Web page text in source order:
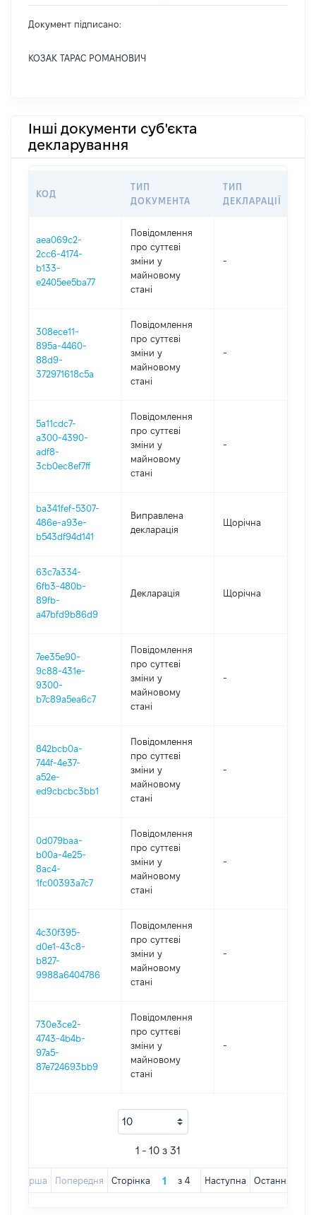
Документ підписано:
КОЗАК ТАРАС РОМАНОВИЧ
Інші документи суб'єкта
декларування
КОД
ТИП
ДОКУМЕНТА
ТИП
ДЕКЛАРАЦІЇ
aea069c2-
2cc6-4174-
b133-
e2405ee5ba77
Повідомлення
про суттєві
зміни y
майновому
стані
-
308ece11-
895a-4460-
88d9-
372971618c5a
Повідомлення
про суттєві
зміни y
майновому
стані
-
5a11cdc7-
a300-4390-
adf8-
3cb0ec8ef7ff
Повідомлення
про суттєві
зміни y
майновому
стані
-
ba341fef-5307-
486e-a93e-
b543df94d141
Виправлена
декларація
Щорічна
63c7a334-
6fb3-480b-
89fb-
a47bfd9b86d9
Декларація Щорічна
7ee35e90-
9c88-431e-
9300-
b7c89a5ea6c7
Повідомлення
про суттєві
зміни y
майновому
стані
-
842bcb0a-
744f-4e37-
a52e-
ed9cbcbc3bb1
Повідомлення
про суттєві
зміни y
майновому
стані
-
0d079baa-
b00a-4e25-
8ac4-
1fc00393a7c7
Повідомлення
про суттєві
зміни y
майновому
стані
-
4c30f395-
d0e1-43c8-
b827-
9988a6404786
Повідомлення
про суттєві
зміни y
майновому
стані
-
730e3ce2-
4743-4b4b-
97a5-
87e724693bb9
Повідомлення
про суттєві
зміни y
майновому
стані
-
1 - 10 з 31
Перша Попередня Сторінка з 4 Наступна Остання